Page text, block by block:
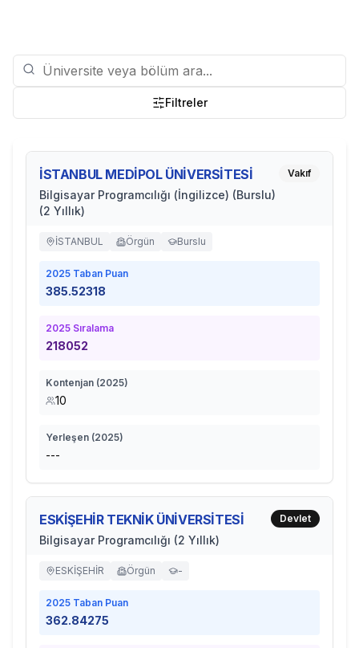
Filtreler
İSTANBUL MEDİPOL ÜNİVERSİTESİ
Bilgisayar Programcılığı (İngilizce) (Burslu)
(2 Yıllık)
Vakıf
İSTANBUL Örgün Burslu
2025 Taban Puan
385.52318
2025 Sıralama
218052
Kontenjan (2025)
10
Yerleşen (2025)
---
ESKİŞEHİR TEKNİK ÜNİVERSİTESİ
Bilgisayar Programcılığı (2 Yıllık)
Devlet
ESKİŞEHİR Örgün -
2025 Taban Puan
362.84275